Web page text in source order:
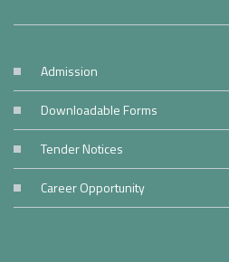
Admission
Downloadable Forms
Tender Notices
Career Opportunity